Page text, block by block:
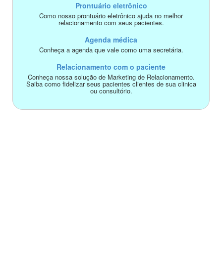
Prontuário eletrônico
Como nosso prontuário eletrônico ajuda no melhor
relacionamento com seus pacientes.
Agenda médica
Conheça a agenda que vale como uma secretária.
Relacionamento com o paciente
Conheça nossa solução de Marketing de Relacionamento.
Saiba como fidelizar seus pacientes clientes de sua clinica
ou consultório.